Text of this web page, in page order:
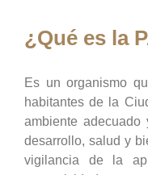
¿Qué es la
Es un organismo
habitantes de la
ambiente
desarrollo, salud y
vigilancia de la